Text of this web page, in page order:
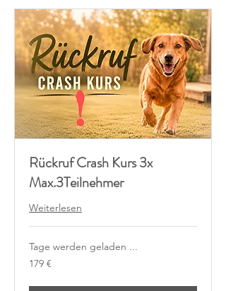
Rückruf Crash Kurs 3x
Max.3Teilnehmer
Weiterlesen
Tage werden geladen ...
179
Euro
179 €